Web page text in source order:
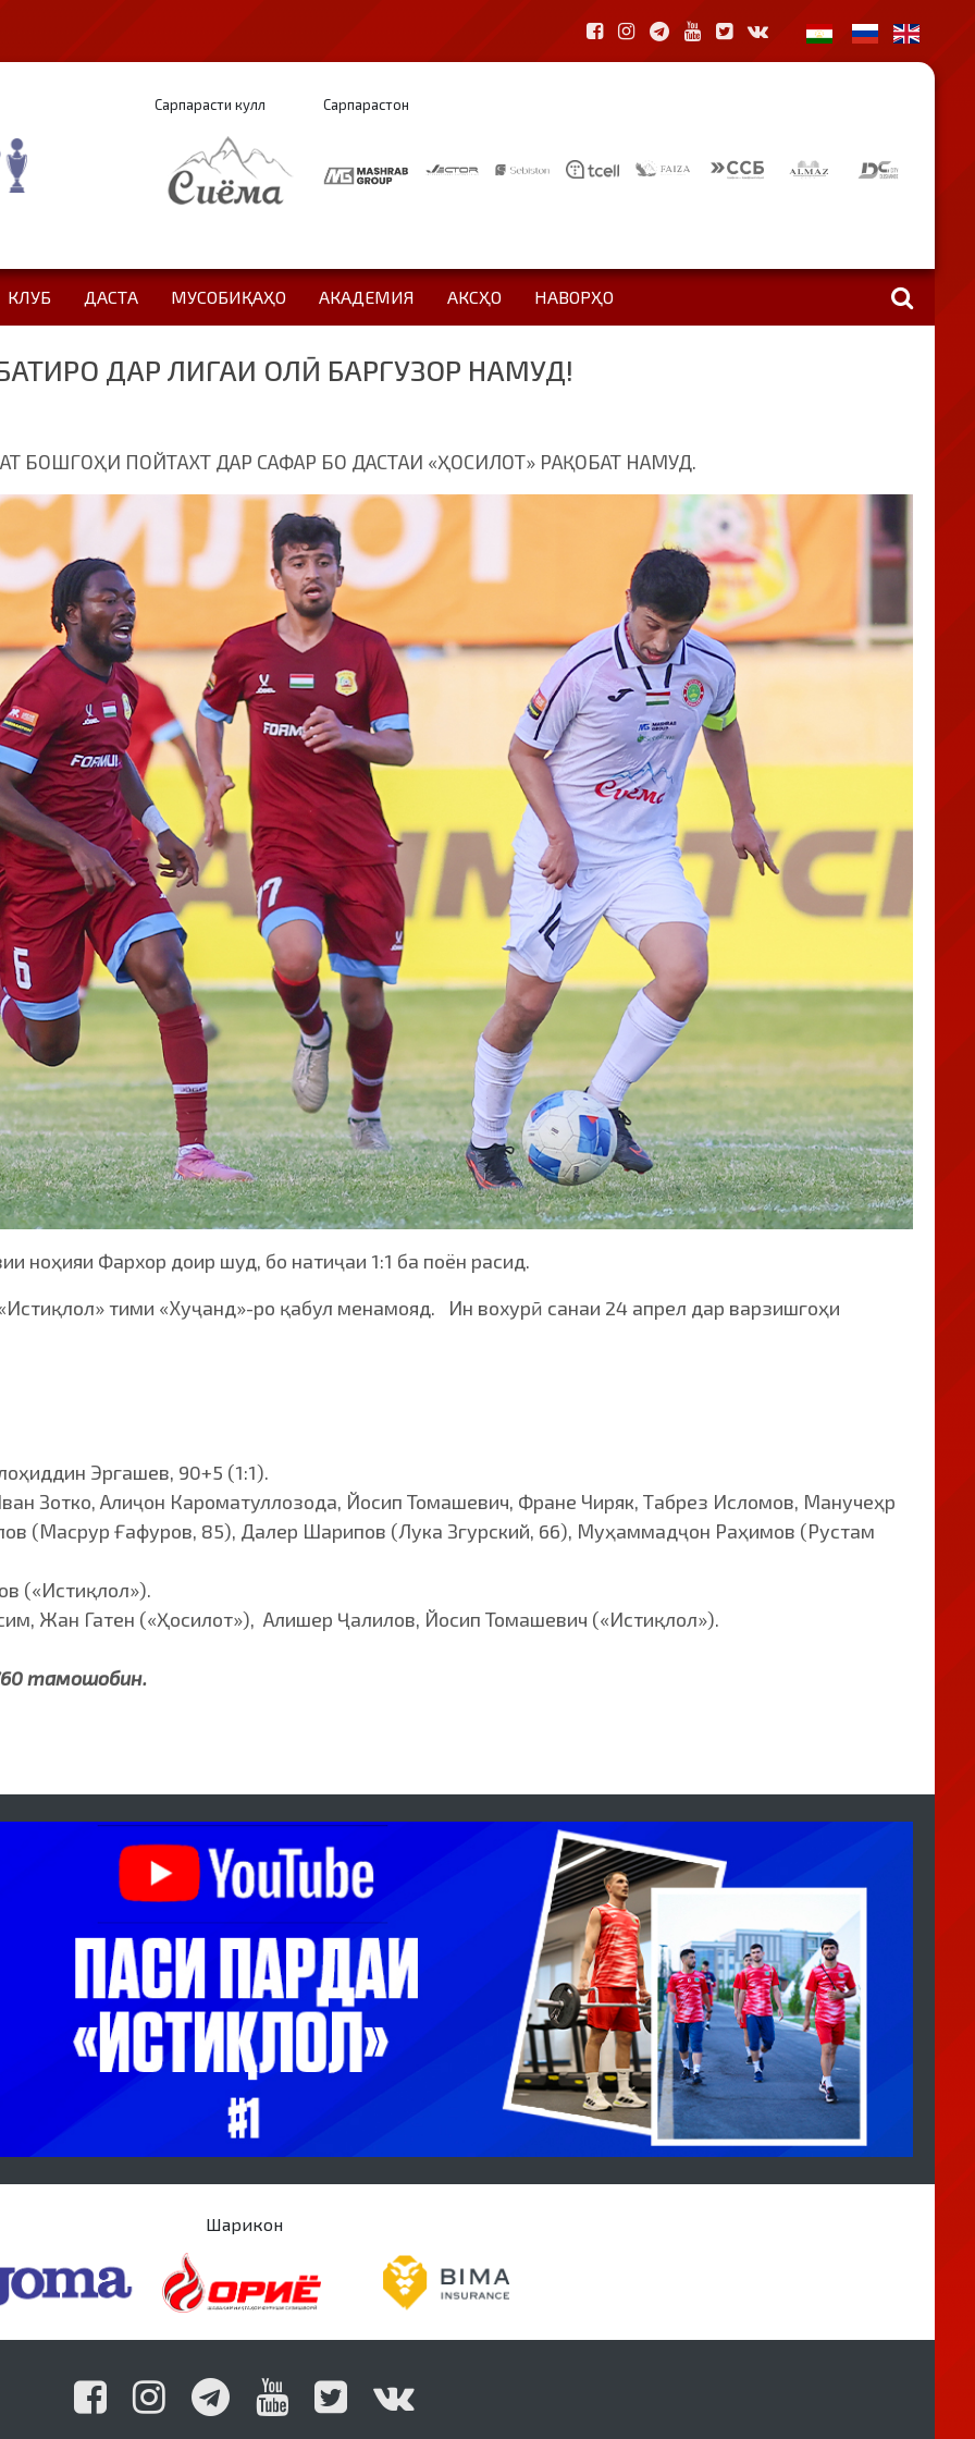
Сарпарасти кулл Сарпарастон
КЛУБ ДАСТА МУСОБИҚАҲО АКАДЕМИЯ АКСҲО НАВОРҲО
ДАР ЛИГАИ ОЛӢ БАРГУЗОР НАМУД!
БОШГОҲИ ПОЙТАХТ ДАР САФАР БО ДАСТАИ «ҲОСИЛОТ» РАҚОБАТ НАМУД.
ноҳияи Фархор доир шуд, бо натиҷаи 1:1 ба поён расид.
тими «Хуҷанд»-ро қабул менамояд. Ин вохурӣ санаи 24 апрел дар варзишгоҳи
Эргашев, 90+5 (1:1).
Зотко, Алиҷон Кароматуллозода, Йосип Томашевич, Фране Чиряк, Табрез Исломов, Манучеҳр
(Масрур Ғафуров, 85), Далер Шарипов (Лука Згурский, 66), Муҳаммадҷон Раҳимов (Рустам
(«Истиқлол»).
Жан Гатен («Ҳосилот»), Алишер Ҷалилов, Йосип Томашевич («Истиқлол»).
тамошобин.
Шарикон